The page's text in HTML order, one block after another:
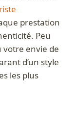
prestation
Peu
votre envie de
d’un style
les plus